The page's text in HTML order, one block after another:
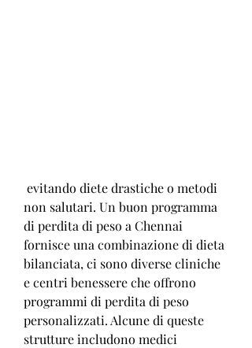
non salutari. Un buon programma
di perdita di peso a Chennai
fornisce una combinazione di dieta
bilanciata, ci sono diverse cliniche
e centri benessere che offrono
programmi di perdita di peso
personalizzati. Alcune di queste
strutture includono medici